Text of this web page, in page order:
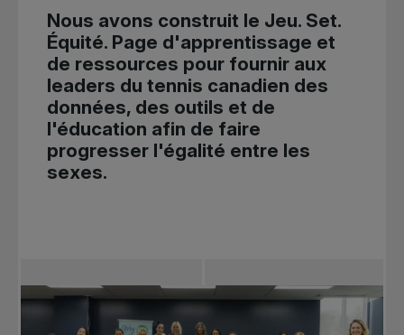
Nous avons construit le Jeu. Set.
Équité. Page d'apprentissage et
de ressources pour fournir aux
leaders du tennis canadien des
données, des outils et de
l'éducation afin de faire
progresser l'égalité entre les
sexes.